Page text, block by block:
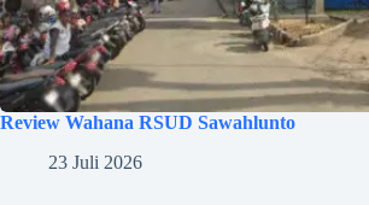
Review Wahana RSUD Sawahlunto
23 Juli 2026